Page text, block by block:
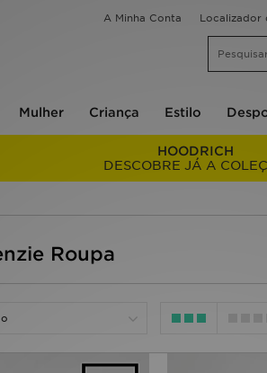
A Minha Conta Localizador
Mulher Criança Estilo
HOODRICH
DESCOBRE JÁ A
Roupa